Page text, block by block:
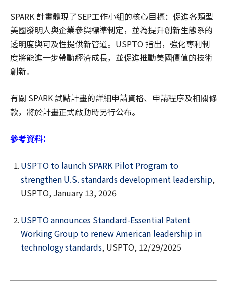
SPARK 計畫體現了SEP工作小組的核心目標：促進各類型
美國發明人與企業參與標準制定，並為提升創新生態系的
透明度與可及性提供新管道。USPTO 指出，強化專利制
度將能進一步帶動經濟成長，並促進推動美國價值的技術
創新。
有關 SPARK 試點計畫的詳細申請資格、申請程序及相關條
款，將於計畫正式啟動時另行公布。
參考資料：
USPTO to launch SPARK Pilot Program to
strengthen U.S. standards development leadership,
USPTO, January 13, 2026
USPTO announces Standard-Essential Patent
Working Group to renew American leadership in
technology standards, USPTO, 12/29/2025